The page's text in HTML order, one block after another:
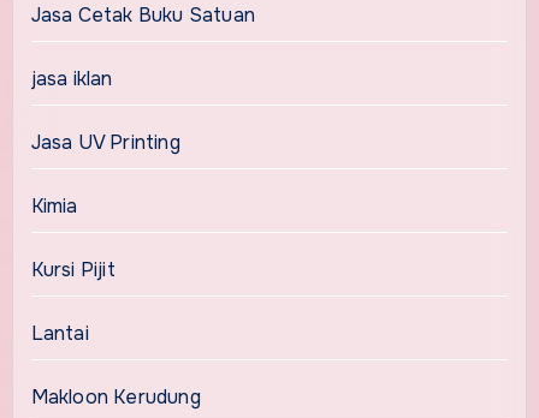
Jasa Cetak Buku Satuan
jasa iklan
Jasa UV Printing
Kimia
Kursi Pijit
Lantai
Makloon Kerudung